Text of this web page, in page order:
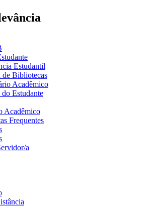
Estudantil
de Bibliotecas
Acadêmico
Estudante
Acadêmico
Frequentes
a